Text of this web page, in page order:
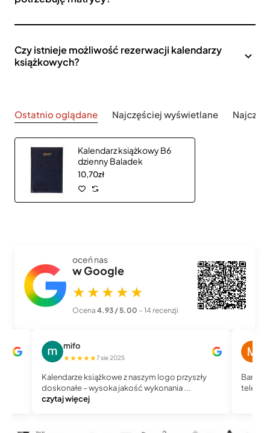
Czy istnieje możliwość rezerwacji kalendarzy
książkowych?
Ostatnio oglądane Najczęściej wyświetlane
Kalendarz książkowy B6
dzienny Baladek
10,70zł
oceń nas
w Google
★★★★★
Ocena 4.93 / 5.00 – 14 recenzji
mifo
★★★★★7 sie 2025
Kalendarze książkowe z naszym logo przyszły
doskonałe – wysoka jakość wykonania ...
czytaj więcej
Bardzo